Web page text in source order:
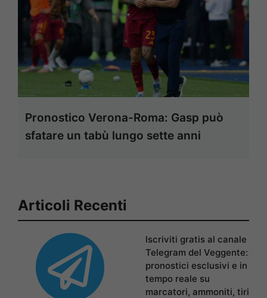
Pronostico Verona-Roma: Gasp può
sfatare un tabù lungo sette anni
Articoli Recenti
Iscriviti gratis al canale
Telegram del Veggente:
pronostici esclusivi e in
tempo reale su
marcatori, ammoniti, tiri